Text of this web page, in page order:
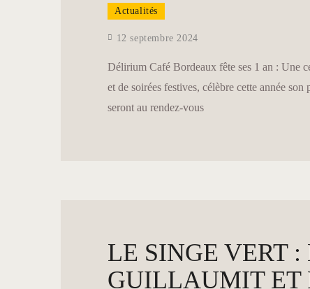
Actualités
12 septembre 2024
Délirium Café Bordeaux fête ses 1 an : Une
et de soirées festives, célèbre cette année
seront au rendez-vous
LE SINGE VERT
GUILLAUMIT ET